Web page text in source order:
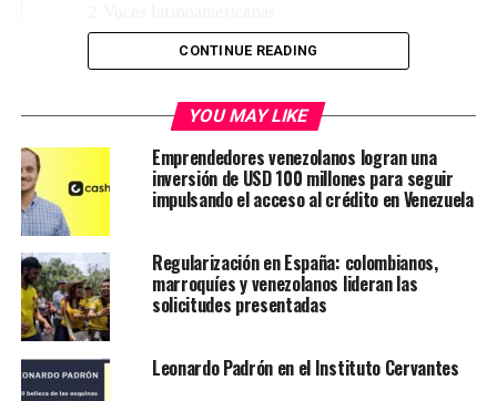
Los títulos son:
CONTINUE READING
YOU MAY LIKE
Emprendedores venezolanos logran una
inversión de USD 100 millones para seguir
impulsando el acceso al crédito en Venezuela
Regularización en España: colombianos,
marroquíes y venezolanos lideran las
solicitudes presentadas
Leonardo Padrón en el Instituto Cervantes